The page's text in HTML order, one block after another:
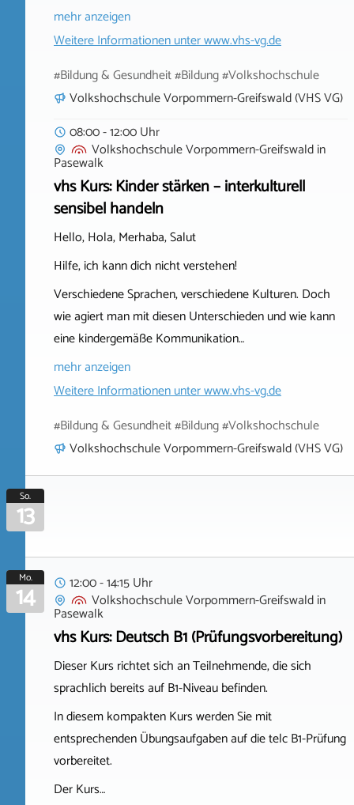
mehr anzeigen
Weitere Informationen unterwww.vhs-vg.de
#Bildung & Gesundheit #Bildung #Volkshochschule
Volkshochschule Vorpommern-Greifswald (VHS VG)
08:00 - 12:00 Uhr
Volkshochschule Vorpommern-Greifswaldin
Pasewalk
vhs Kurs: Kinder stärken – interkulturell
sensibel handeln
Hello, Hola, Merhaba, Salut
Hilfe, ich kann dich nicht verstehen!
Verschiedene Sprachen, verschiedene Kulturen. Doch
wie agiert man mit diesen Unterschieden und wie kann
eine kindergemäße Kommunikation…
mehr anzeigen
Weitere Informationen unterwww.vhs-vg.de
#Bildung & Gesundheit #Bildung #Volkshochschule
Volkshochschule Vorpommern-Greifswald (VHS VG)
So.
13
Mo.
14
12:00 - 14:15 Uhr
Volkshochschule Vorpommern-Greifswaldin
Pasewalk
vhs Kurs: Deutsch B1 (Prüfungsvorbereitung)
Dieser Kurs richtet sich an Teilnehmende, die sich
sprachlich bereits auf B1-Niveau befinden.
In diesem kompakten Kurs werden Sie mit
entsprechenden Übungsaufgaben auf die telc B1-Prüfung
vorbereitet.
Der Kurs…